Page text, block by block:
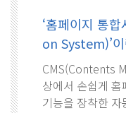
‘홈페이지 통
on System)’
CMS(Contents
상에서 손쉽게
기능을 장착한